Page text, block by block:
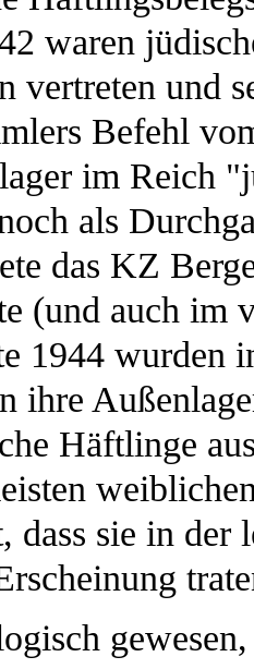
waren
vertreten und
Befehl
im Reich
als
das KZ
(und auch im
1944 wurden
ihre
Häftlinge
dass sie in der